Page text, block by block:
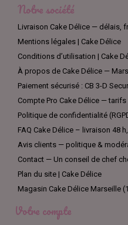
Notre société
Livraison Cake Délice — délais,
Mentions légales | Cake Délice
Conditions d’utilisation | Cake
À propos de Cake Délice —
Paiement sécurisé : CB 3-D
Compte Pro Cake Délice —
Politique de confidentialité
FAQ Cake Délice – livraison 48
Avis clients — politique &
Contact — Un conseil de chef
Plan du site | Cake Délice
Magasin Cake Délice Marseille
Votre compte